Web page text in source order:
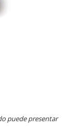
puede presentar